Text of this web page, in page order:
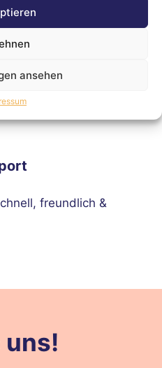
ansehen
Bei uns läuft’s fair &
easy – geprüfte
Schnäppchen.
freundlich &
uns!